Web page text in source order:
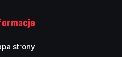
strony